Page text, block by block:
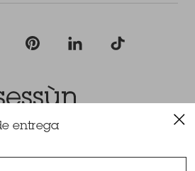
reservados Sessùn 2022
entrega